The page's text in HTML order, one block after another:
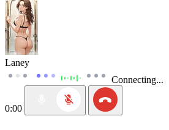
Laney
Connecting...
0:00